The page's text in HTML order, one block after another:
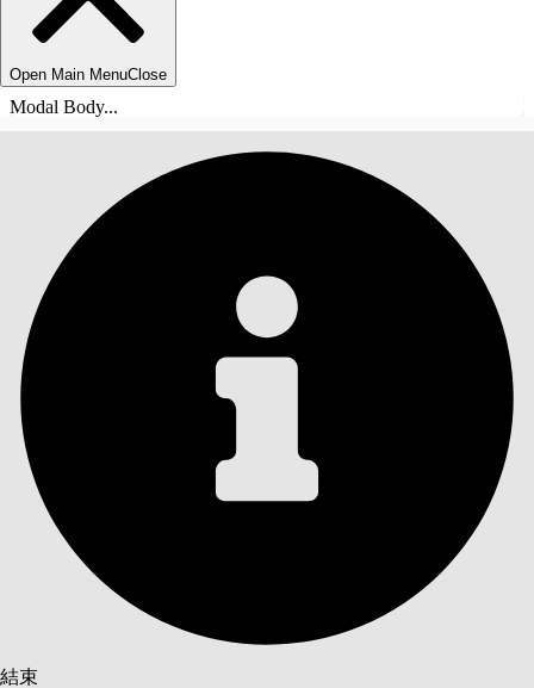
Open Main MenuClose
Modal Body...
結束
目錄